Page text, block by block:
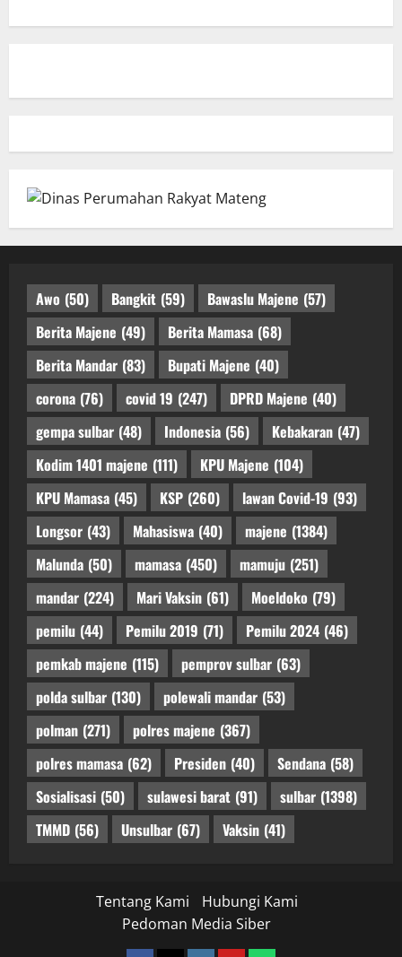
Awo (50) Bangkit (59) Bawaslu Majene (57)
Berita Majene (49) Berita Mamasa (68)
Berita Mandar (83) Bupati Majene (40)
corona (76) covid 19 (247) DPRD Majene (40)
gempa sulbar (48) Indonesia (56) Kebakaran (47)
Kodim 1401 majene (111) KPU Majene (104)
KPU Mamasa (45) KSP (260) lawan Covid-19 (93)
Longsor (43) Mahasiswa (40) majene (1384)
Malunda (50) mamasa (450) mamuju (251)
mandar (224) Mari Vaksin (61) Moeldoko (79)
pemilu (44) Pemilu 2019 (71) Pemilu 2024 (46)
pemkab majene (115) pemprov sulbar (63)
polda sulbar (130) polewali mandar (53)
polman (271) polres majene (367)
polres mamasa (62) Presiden (40) Sendana (58)
Sosialisasi (50) sulawesi barat (91) sulbar (1398)
TMMD (56) Unsulbar (67) Vaksin (41)
Tentang Kami
Hubungi Kami
Pedoman Media Siber